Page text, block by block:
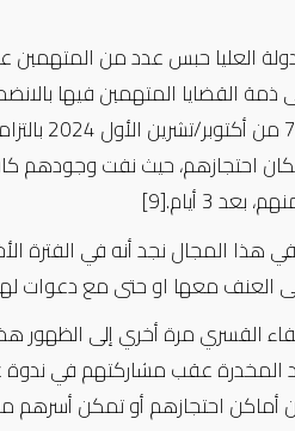
العليا حبس عدد من
ذمة القضايا المتهمين فيها
وقفة
احتجازهم، حيث نفت وجودهم
[9]
هذا المجال نجد أنه في الفترة
العنف معها او حتى مع دعوات
المخدرة عقب مشاركتهم في ندوة
احتجازهم أو تمكن أسرهم